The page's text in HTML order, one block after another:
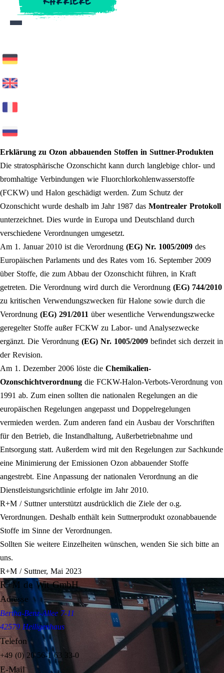
Erklärung zu Ozon abbauenden Stoffen in Suttner-Produkten
Die stratosphärische Ozonschicht kann durch langlebige chlor- und
bromhaltige Verbindungen wie Fluorchlorkohlenwasserstoffe
(FCKW) und Halon geschädigt werden. Zum Schutz der
Ozonschicht wurde deshalb im Jahr 1987 das Montrealer Protokoll
unterzeichnet. Dies wurde in Europa und Deutschland durch
verschiedene Verordnungen umgesetzt.
Am 1. Januar 2010 ist die Verordnung (EG) Nr. 1005/2009 des
Europäischen Parlaments und des Rates vom 16. September 2009
über Stoffe, die zum Abbau der Ozonschicht führen, in Kraft
getreten. Die Verordnung wird durch die Verordnung (EG) 744/2010
zu kritischen Verwendungszwecken für Halone sowie durch die
Verordnung (EG) 291/2011 über wesentliche Verwendungszwecke
geregelter Stoffe außer ⁠FCKW⁠ zu Labor- und Analysezwecke
ergänzt. Die Verordnung (EG) Nr. 1005/2009 befindet sich derzeit in
der Revision.
Am 1. Dezember 2006 löste die Chemikalien-
Ozonschichtverordnung die ⁠FCKW⁠-Halon-Verbots-Verordnung von
1991 ab. Zum einen sollten die nationalen Regelungen an die
europäischen Regelungen angepasst und Doppelregelungen
vermieden werden. Zum anderen fand ein Ausbau der Vorschriften
für den Betrieb, die Instandhaltung, Außerbetriebnahme und
Entsorgung statt. Außerdem wird mit den Regelungen zur Sachkunde
eine Minimierung der Emissionen Ozon abbauender Stoffe
angestrebt. Eine Anpassung der nationalen Verordnung an die
Dienstleistungsrichtlinie erfolgte im Jahr 2010.
R+M / Suttner unterstützt ausdrücklich die Ziele der o.g.
Verordnungen. Deshalb enthält kein Suttnerprodukt ozonabbauende
Stoffe im Sinne der Verordnungen.
Sollten Sie weitere Einzelheiten wünschen, wenden Sie sich bitte an
uns.
R+M / Suttner, Mai 2023
R+M de Wit GmbH
Adresse
Bertha-Benz-Allee 7-11
42579 Heiligenhaus
Telefon
+49 (0) 20 56-1 63 33-0
E-Mail